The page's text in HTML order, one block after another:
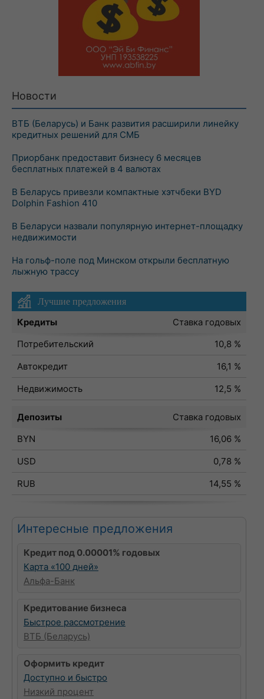
Новости
ВТБ (Беларусь) и Банк развития расширили линейку
кредитных решений для СМБ
Приорбанк предоставит бизнесу 6 месяцев
бесплатных платежей в 4 валютах
В Беларусь привезли компактные хэтчбеки BYD
Dolphin Fashion 410
В Беларуси назвали популярную интернет-площадку
недвижимости
На гольф-поле под Минском открыли бесплатную
лыжную трассу
Лучшие предложения
Кредиты
Ставка годовых
Потребительский
10,8 %
Автокредит
16,1 %
Недвижимость
12,5 %
Депозиты
Ставка годовых
BYN
16,06 %
USD
0,78 %
RUB
14,55 %
Интересные предложения
Кредит под 0.00001% годовых
Карта «100 дней»
Альфа-Банк
Кредитование бизнеса
Быстрое рассмотрение
ВТБ (Беларусь)
Оформить кредит
Доступно и быстро
Низкий процент